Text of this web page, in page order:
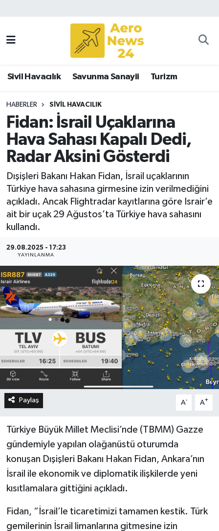
Sivil Havacılık Savunma Sanayii Turizm
HABERLER SIVIL HAVACILIK
Fidan: İsrail Uçaklarına
Hava Sahası Kapalı Dedi,
Radar Aksini Gösterdi
Dışişleri Bakanı Hakan Fidan, İsrail uçaklarının
Türkiye hava sahasına girmesine izin verilmediğini
açıkladı. Ancak Flightradar kayıtlarına göre Israir’e
ait bir uçak 29 Ağustos’ta Türkiye hava sahasını
kullandı.
29.08.2025 - 17:23
YAYINLANMA
Paylaş A- A+
Türkiye Büyük Millet Meclisi’nde (TBMM) Gazze
gündemiyle yapılan olağanüstü oturumda
konuşan Dışişleri Bakanı Hakan Fidan, Ankara’nın
İsrail ile ekonomik ve diplomatik ilişkilerde yeni
kısıtlamalara gittiğini açıkladı.
Fidan, “İsrail’le ticaretimizi tamamen kestik. Türk
gemilerinin İsrail limanlarına gitmesine izin